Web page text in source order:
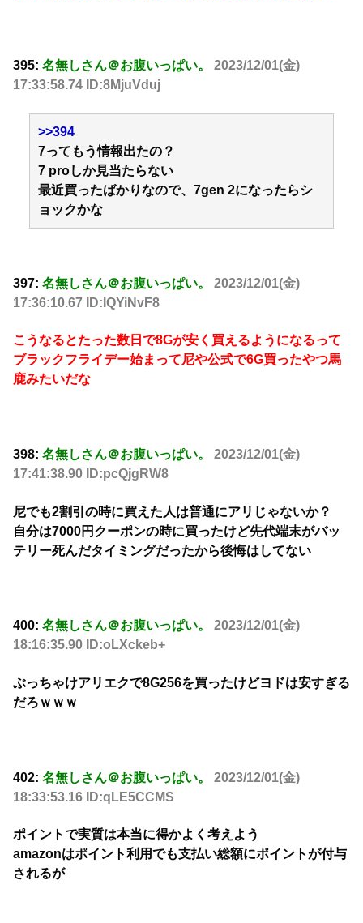
395: 名無しさん＠お腹いっぱい。
2023/12/01(金)
17:33:58.74 ID:8MjuVduj
>>394
7ってもう情報出たの？
7 proしか見当たらない
最近買ったばかりなので、7gen 2になったらシ
ョックかな
397: 名無しさん＠お腹いっぱい。
2023/12/01(金)
17:36:10.67 ID:IQYiNvF8
こうなるとたった数日で8Gが安く買えるようになるって
ブラックフライデー始まって尼や公式で6G買ったやつ馬
鹿みたいだな
398: 名無しさん＠お腹いっぱい。
2023/12/01(金)
17:41:38.90 ID:pcQjgRW8
尼でも2割引の時に買えた人は普通にアリじゃないか？
自分は7000円クーポンの時に買ったけど先代端末がバッ
テリー死んだタイミングだったから後悔はしてない
400: 名無しさん＠お腹いっぱい。
2023/12/01(金)
18:16:35.90 ID:oLXckeb+
ぶっちゃけアリエクで8G256を買ったけどヨドは安すぎる
だろｗｗｗ
402: 名無しさん＠お腹いっぱい。
2023/12/01(金)
18:33:53.16 ID:qLE5CCMS
ポイントで実質は本当に得かよく考えよう
amazonはポイント利用でも支払い総額にポイントが付与
されるが